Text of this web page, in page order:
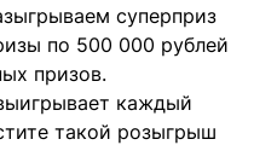
суперприз
по 500 000 рублей
призов.
каждый
такой розыгрыш